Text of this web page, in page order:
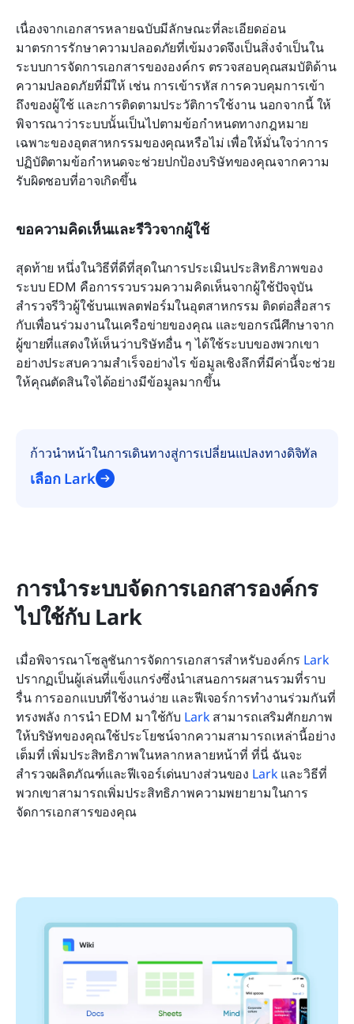
เนื่องจากเอกสารหลายฉบับมีลักษณะที่ละเอียดอ่อน
มาตรการรักษาความปลอดภัยที่เข้มงวดจึงเป็นสิ่งจำเป็นใน
ระบบการจัดการเอกสารขององค์กร ตรวจสอบคุณสมบัติด้าน
ความปลอดภัยที่มีให้ เช่น การเข้ารหัส การควบคุมการเข้า
ถึงของผู้ใช้ และการติดตามประวัติการใช้งาน นอกจากนี้ ให้
พิจารณาว่าระบบนั้นเป็นไปตามข้อกำหนดทางกฎหมาย
เฉพาะของอุตสาหกรรมของคุณหรือไม่ เพื่อให้มั่นใจว่าการ
ปฏิบัติตามข้อกำหนดจะช่วยปกป้องบริษัทของคุณจากความ
รับผิดชอบที่อาจเกิดขึ้น
ขอความคิดเห็นและรีวิวจากผู้ใช้
สุดท้าย หนึ่งในวิธีที่ดีที่สุดในการประเมินประสิทธิภาพของ
ระบบ EDM คือการรวบรวมความคิดเห็นจากผู้ใช้ปัจจุบัน
สำรวจรีวิวผู้ใช้บนแพลตฟอร์มในอุตสาหกรรม ติดต่อสื่อสาร
กับเพื่อนร่วมงานในเครือข่ายของคุณ และขอกรณีศึกษาจาก
ผู้ขายที่แสดงให้เห็นว่าบริษัทอื่น ๆ ได้ใช้ระบบของพวกเขา
อย่างประสบความสำเร็จอย่างไร ข้อมูลเชิงลึกที่มีค่านี้จะช่วย
ให้คุณตัดสินใจได้อย่างมีข้อมูลมากขึ้น
ก้าวนำหน้าในการเดินทางสู่การเปลี่ยนแปลงทางดิจิทัล
เลือก Lark
การนำระบบจัดการเอกสารองค์กร
ไปใช้กับ Lark
เมื่อพิจารณาโซลูชันการจัดการเอกสารสำหรับองค์กร Lark
ปรากฏเป็นผู้เล่นที่แข็งแกร่งซึ่งนำเสนอการผสานรวมที่ราบ
รื่น การออกแบบที่ใช้งานง่าย และฟีเจอร์การทำงานร่วมกันที่
ทรงพลัง การนำ EDM มาใช้กับ Lark สามารถเสริมศักยภาพ
ให้บริษัทของคุณใช้ประโยชน์จากความสามารถเหล่านี้อย่าง
เต็มที่ เพิ่มประสิทธิภาพในหลากหลายหน้าที่ ที่นี่ ฉันจะ
สำรวจผลิตภัณฑ์และฟีเจอร์เด่นบางส่วนของ Lark และวิธีที่
พวกเขาสามารถเพิ่มประสิทธิภาพความพยายามในการ
จัดการเอกสารของคุณ